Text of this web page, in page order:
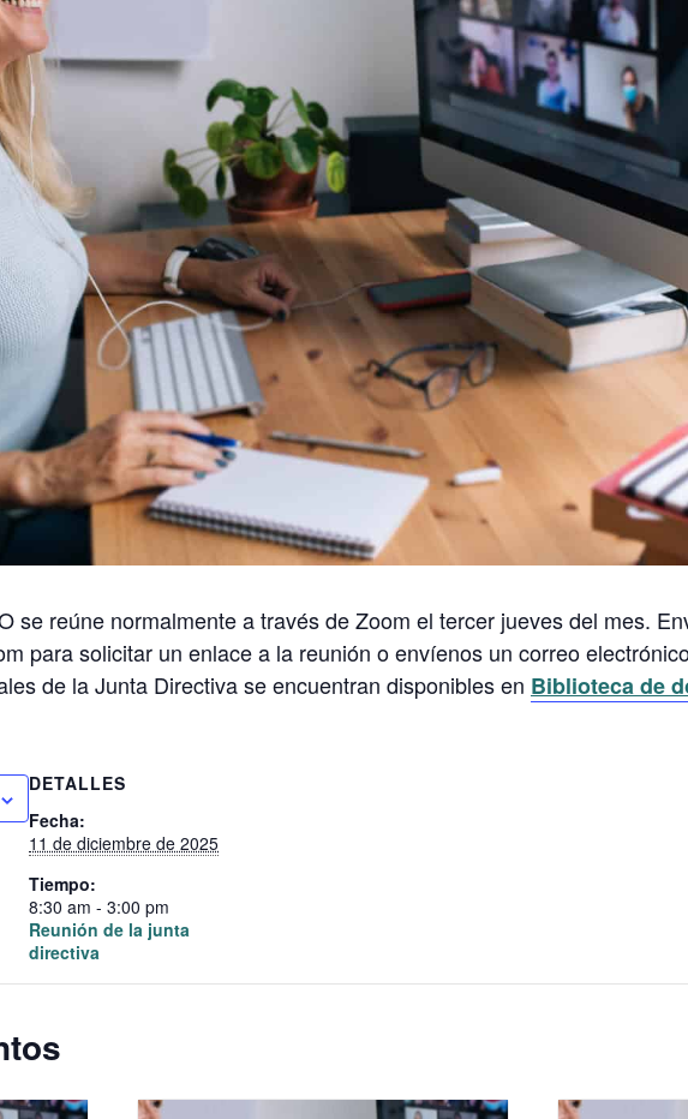
se reúne normalmente a través de Zoom el tercer jueves del mes.
para solicitar un enlace a la reunión o envíenos un correo
de la Junta Directiva se encuentran disponibles en Biblioteca de
DETALLES
Fecha:
11 de diciembre de 2025
Tiempo:
8:30 am - 3:00 pm
Reunión de la junta
directiva